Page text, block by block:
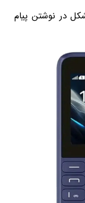
در نوشتن پیام